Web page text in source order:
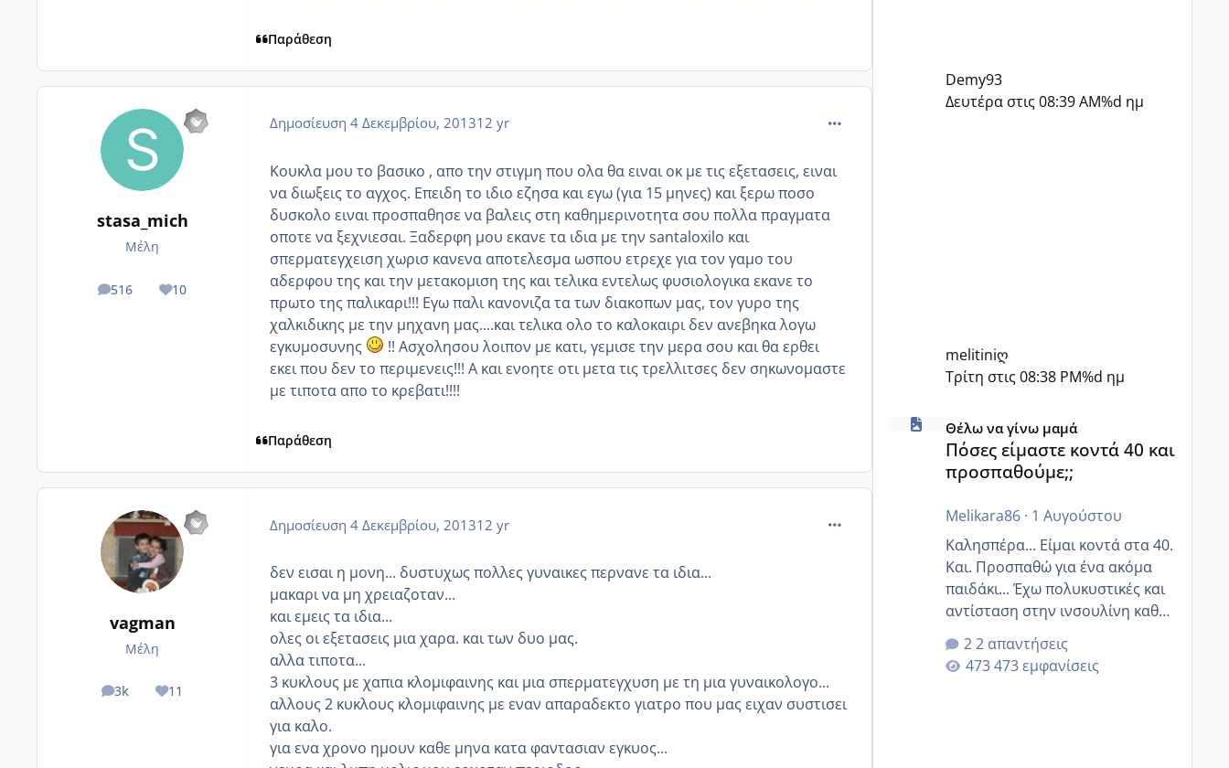
Παράθεση
stasa_mich
Μέλη
516
posts 10
Reputation
Δημοσίευση 4 Δεκεμβρίου, 201312 yr comment_925563
Κουκλα μου το βασικο , απο την στιγμη που ολα θα ειναι οκ με τις εξετασεις, ειναι
να διωξεις το αγχος. Επειδη το ιδιο εζησα και εγω (για 15 μηνες) και ξερω ποσο
δυσκολο ειναι προσπαθησε να βαλεις στη καθημερινοτητα σου πολλα πραγματα
οποτε να ξεχνιεσαι. Ξαδερφη μου εκανε τα ιδια με την santaloxilo και
σπερματεγχειση χωρισ κανενα αποτελεσμα ωσπου ετρεχε για τον γαμο του
αδερφου της και την μετακομιση της και τελικα εντελως φυσιολογικα εκανε το
πρωτο της παλικαρι!!! Εγω παλι κανονιζα τα των διακοπων μας, τον γυρο της
χαλκιδικης με την μηχανη μας....και τελικα ολο το καλοκαιρι δεν ανεβηκα λογω
εγκυμοσυνης
!! Ασχολησου λοιπον με κατι, γεμισε την μερα σου και θα ερθει
εκει που δεν το περιμενεις!!! Α και ενοητε οτι μετα τις τρελλιτσες δεν σηκωνομαστε
με τιποτα απο το κρεβατι!!!!
Παράθεση
vagman
Μέλη
3k
posts 11
Reputation
Δημοσίευση 4 Δεκεμβρίου, 201312 yr comment_925564
δεν εισαι η μονη... δυστυχως πολλες γυναικες περνανε τα ιδια...
μακαρι να μη χρειαζοταν...
και εμεις τα ιδια...
ολες οι εξετασεις μια χαρα. και των δυο μας.
αλλα τιποτα...
3 κυκλους με χαπια κλομιφαινης και μια σπερματεγχυση με τη μια γυναικολογο...
αλλους 2 κυκλους κλομιφαινης με εναν απαραδεκτο γιατρο που μας ειχαν συστισει
για καλο.
για ενα χρονο ημουν καθε μηνα κατα φαντασιαν εγκυος...
Demy93
Δευτέρα στις 08:39 AM%d ημ
melitiniღ
Τρίτη στις 08:38 PM%d ημ
Πόσες είμαστε κοντά 40 και προσπαθούμε;;
Θέλω να γίνω μαμά
Πόσες είμαστε κοντά 40 και
προσπαθούμε;;
Melikara86· 1 Αυγούστου
Καλησπέρα... Είμαι κοντά στα 40.
Και. Προσπαθώ για ένα ακόμα
παιδάκι... Έχω πολυκυστικές και
αντίσταση στην ινσουλίνη καθώς
και χάσιμοτο! Έχω λίγα κιλά
παραπάνω και όσο κ αν
προσπαθώ δεν χάνω εύκολα!
2 απαντήσεις
473 εμφανίσεις